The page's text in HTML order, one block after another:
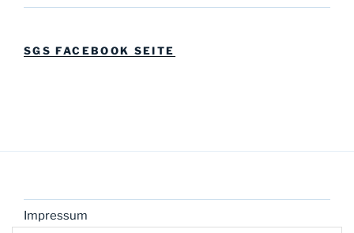
SGS FACEBOOK SEITE
Impressum